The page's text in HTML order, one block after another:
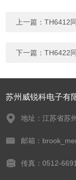
上一篇：TH6412
下一篇：TH6422
苏州威锐科电子有
地址：江苏省苏
邮箱：
传真：0512-